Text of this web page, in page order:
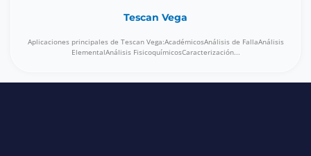
Tescan Vega
Aplicaciones principales de Tescan Vega:AcadémicosAnálisis de FallaAnálisis
ElementalAnálisis FisicoquímicosCaracterización...